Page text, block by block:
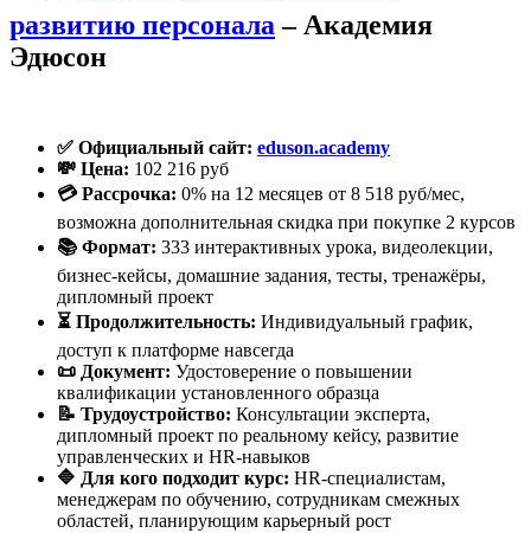
развитию персонала– Академия
Эдюсон
✅ Официальный сайт: eduson.academy
💸 Цена: 102 216 руб
💳 Рассрочка: 0% на 12 месяцев от 8 518 руб/мес,
возможна дополнительная скидка при покупке 2 курсов
📚 Формат: 333 интерактивных урока, видеолекции,
бизнес-кейсы, домашние задания, тесты, тренажёры,
дипломный проект
⏳ Продолжительность: Индивидуальный график,
доступ к платформе навсегда
📜 Документ: Удостоверение о повышении
квалификации установленного образца
📝 Трудоустройство: Консультации эксперта,
дипломный проект по реальному кейсу, развитие
управленческих и HR-навыков
🔷 Для кого подходит курс: HR-специалистам,
менеджерам по обучению, сотрудникам смежных
областей, планирующим карьерный рост